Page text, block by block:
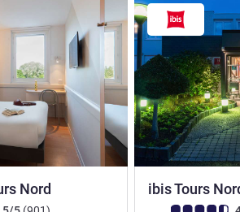
Nord ibis Tours